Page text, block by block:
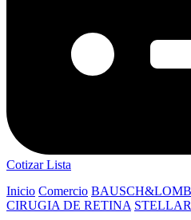
Cotizar Lista
Inicio Comercio BAUSCH&LOMB
CIRUGIA DE RETINA